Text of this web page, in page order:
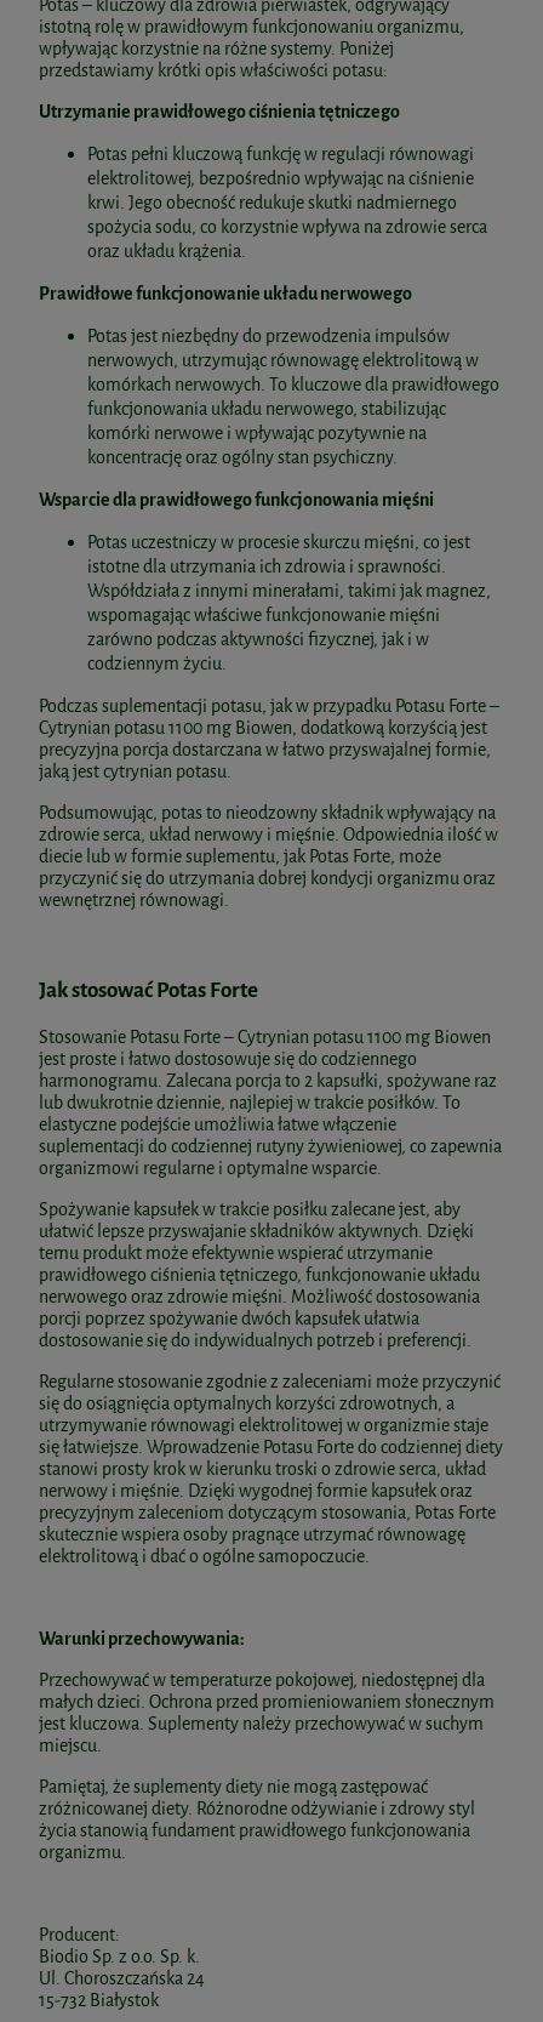
Potas – kluczowy dla zdrowia pierwiastek, odgrywający
istotną rolę w prawidłowym funkcjonowaniu organizmu,
wpływając korzystnie na różne systemy. Poniżej
przedstawiamy krótki opis właściwości potasu:
Utrzymanie prawidłowego ciśnienia tętniczego
Potas pełni kluczową funkcję w regulacji równowagi
elektrolitowej, bezpośrednio wpływając na ciśnienie
krwi. Jego obecność redukuje skutki nadmiernego
spożycia sodu, co korzystnie wpływa na zdrowie serca
oraz układu krążenia.
Prawidłowe funkcjonowanie układu nerwowego
Potas jest niezbędny do przewodzenia impulsów
nerwowych, utrzymując równowagę elektrolitową w
komórkach nerwowych. To kluczowe dla prawidłowego
funkcjonowania układu nerwowego, stabilizując
komórki nerwowe i wpływając pozytywnie na
koncentrację oraz ogólny stan psychiczny.
Wsparcie dla prawidłowego funkcjonowania mięśni
Potas uczestniczy w procesie skurczu mięśni, co jest
istotne dla utrzymania ich zdrowia i sprawności.
Współdziała z innymi minerałami, takimi jak magnez,
wspomagając właściwe funkcjonowanie mięśni
zarówno podczas aktywności fizycznej, jak i w
codziennym życiu.
Podczas suplementacji potasu, jak w przypadku Potasu Forte –
Cytrynian potasu 1100 mg Biowen, dodatkową korzyścią jest
precyzyjna porcja dostarczana w łatwo przyswajalnej formie,
jaką jest cytrynian potasu.
Podsumowując, potas to nieodzowny składnik wpływający na
zdrowie serca, układ nerwowy i mięśnie. Odpowiednia ilość w
diecie lub w formie suplementu, jak Potas Forte, może
przyczynić się do utrzymania dobrej kondycji organizmu oraz
wewnętrznej równowagi.
Jak stosować Potas Forte
Stosowanie Potasu Forte – Cytrynian potasu 1100 mg Biowen
jest proste i łatwo dostosowuje się do codziennego
harmonogramu. Zalecana porcja to 2 kapsułki, spożywane raz
lub dwukrotnie dziennie, najlepiej w trakcie posiłków. To
elastyczne podejście umożliwia łatwe włączenie
suplementacji do codziennej rutyny żywieniowej, co zapewnia
organizmowi regularne i optymalne wsparcie.
Spożywanie kapsułek w trakcie posiłku zalecane jest, aby
ułatwić lepsze przyswajanie składników aktywnych. Dzięki
temu produkt może efektywnie wspierać utrzymanie
prawidłowego ciśnienia tętniczego, funkcjonowanie układu
nerwowego oraz zdrowie mięśni. Możliwość dostosowania
porcji poprzez spożywanie dwóch kapsułek ułatwia
dostosowanie się do indywidualnych potrzeb i preferencji.
Regularne stosowanie zgodnie z zaleceniami może przyczynić
się do osiągnięcia optymalnych korzyści zdrowotnych, a
utrzymywanie równowagi elektrolitowej w organizmie staje
się łatwiejsze. Wprowadzenie Potasu Forte do codziennej diety
stanowi prosty krok w kierunku troski o zdrowie serca, układ
nerwowy i mięśnie. Dzięki wygodnej formie kapsułek oraz
precyzyjnym zaleceniom dotyczącym stosowania, Potas Forte
skutecznie wspiera osoby pragnące utrzymać równowagę
elektrolitową i dbać o ogólne samopoczucie.
Warunki przechowywania:
Przechowywać w temperaturze pokojowej, niedostępnej dla
małych dzieci. Ochrona przed promieniowaniem słonecznym
jest kluczowa. Suplementy należy przechowywać w suchym
miejscu.
Pamiętaj, że suplementy diety nie mogą zastępować
zróżnicowanej diety. Różnorodne odżywianie i zdrowy styl
życia stanowią fundament prawidłowego funkcjonowania
organizmu.
Producent:
Biodio Sp. z o.o. Sp. k.
Ul. Choroszczańska 24
15-732 Białystok